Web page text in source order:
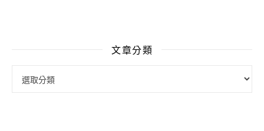
文章分類